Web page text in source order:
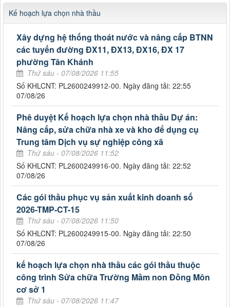
Kế hoạch lựa chọn nhà thầu
Xây dựng hệ thống thoát nước và nâng cấp BTNN
các tuyến đường ĐX11, ĐX13, ĐX16, ĐX 17
phường Tân Khánh
Thứ sáu - 07/08/2026 11:55
Số KHLCNT: PL2600249912-00. Ngày đăng tải: 22:55
07/08/26
Phê duyệt Kế hoạch lựa chọn nhà thầu Dự án:
Nâng cấp, sửa chữa nhà xe và kho để dụng cụ
Trung tâm Dịch vụ sự nghiệp công xã
Thứ sáu - 07/08/2026 11:52
Số KHLCNT: PL2600249916-00. Ngày đăng tải: 22:52
07/08/26
Các gói thầu phục vụ sản xuất kinh doanh số
2026-TMP-CT-15
Thứ sáu - 07/08/2026 11:50
Số KHLCNT: PL2600249915-00. Ngày đăng tải: 22:50
07/08/26
kế hoạch lựa chọn nhà thầu các gói thầu thuộc
công trình Sửa chữa Trường Mầm non Đồng Môn
cơ sở 1
Thứ sáu - 07/08/2026 11:47